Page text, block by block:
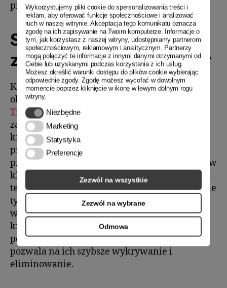
Wykorzystujemy pliki cookie do spersonalizowania treści i
reklam, aby oferować funkcje społecznościowe i analizować
ruch w naszej witrynie. Akceptacja tego komunikatu oznacza
zgodę na ich zapisywanie na Twoim komputerze. Informacje o
tym, jak korzystasz z naszej witryny, udostępniamy partnerom
społecznościowym, reklamowym i analitycznym. Partnerzy
mogą połączyć te informacje z innymi danymi otrzymanymi od
Ciebie lub uzyskanymi podczas korzystania z ich usług.
Możesz określić warunki dostępu do plików cookie wybierając
odpowiednie zgody. Zgodę możesz wycofać w dowolnym
momencie poprzez kliknięcie w ikonę w lewym dolnym rogu
witryny.
Niezbędne
Niezbędne
Marketing
Marketing
Statystyka
Statystyka
Preferencje
Preferencje
Zezwól na wszystkie
Zezwól na wybrane
Odmowa
przekłada się na niższe koszty jednostkowe.
Szkolenia kierowców w
zakresie ekologicznej jazdy
Kierowcy odgrywają kluczową rolę w
obniżaniu kosztów operacyjnych.
Transportregularnie organizuje szkolenia z
zakresu ekologicznej jazdy, które uczą
kierowców, jak unikać gwałtownego
przyspieszania, utrzymywać optymalną
prędkość oraz efektywnie korzystać z systemów
klimatyzacji w pojazdach chłodniczych. Dzięki
temu zużycie paliwa jest znacznie niższe, co nie
tylko redukuje koszty, ale również pozytywnie
wpływa na środowisko. Dobrze wyszkoleni
kierowcy są również bardziej świadomi
potencjalnych problemów technicznych, co
pozwala na ich szybsze wykrywanie i
eliminowanie.